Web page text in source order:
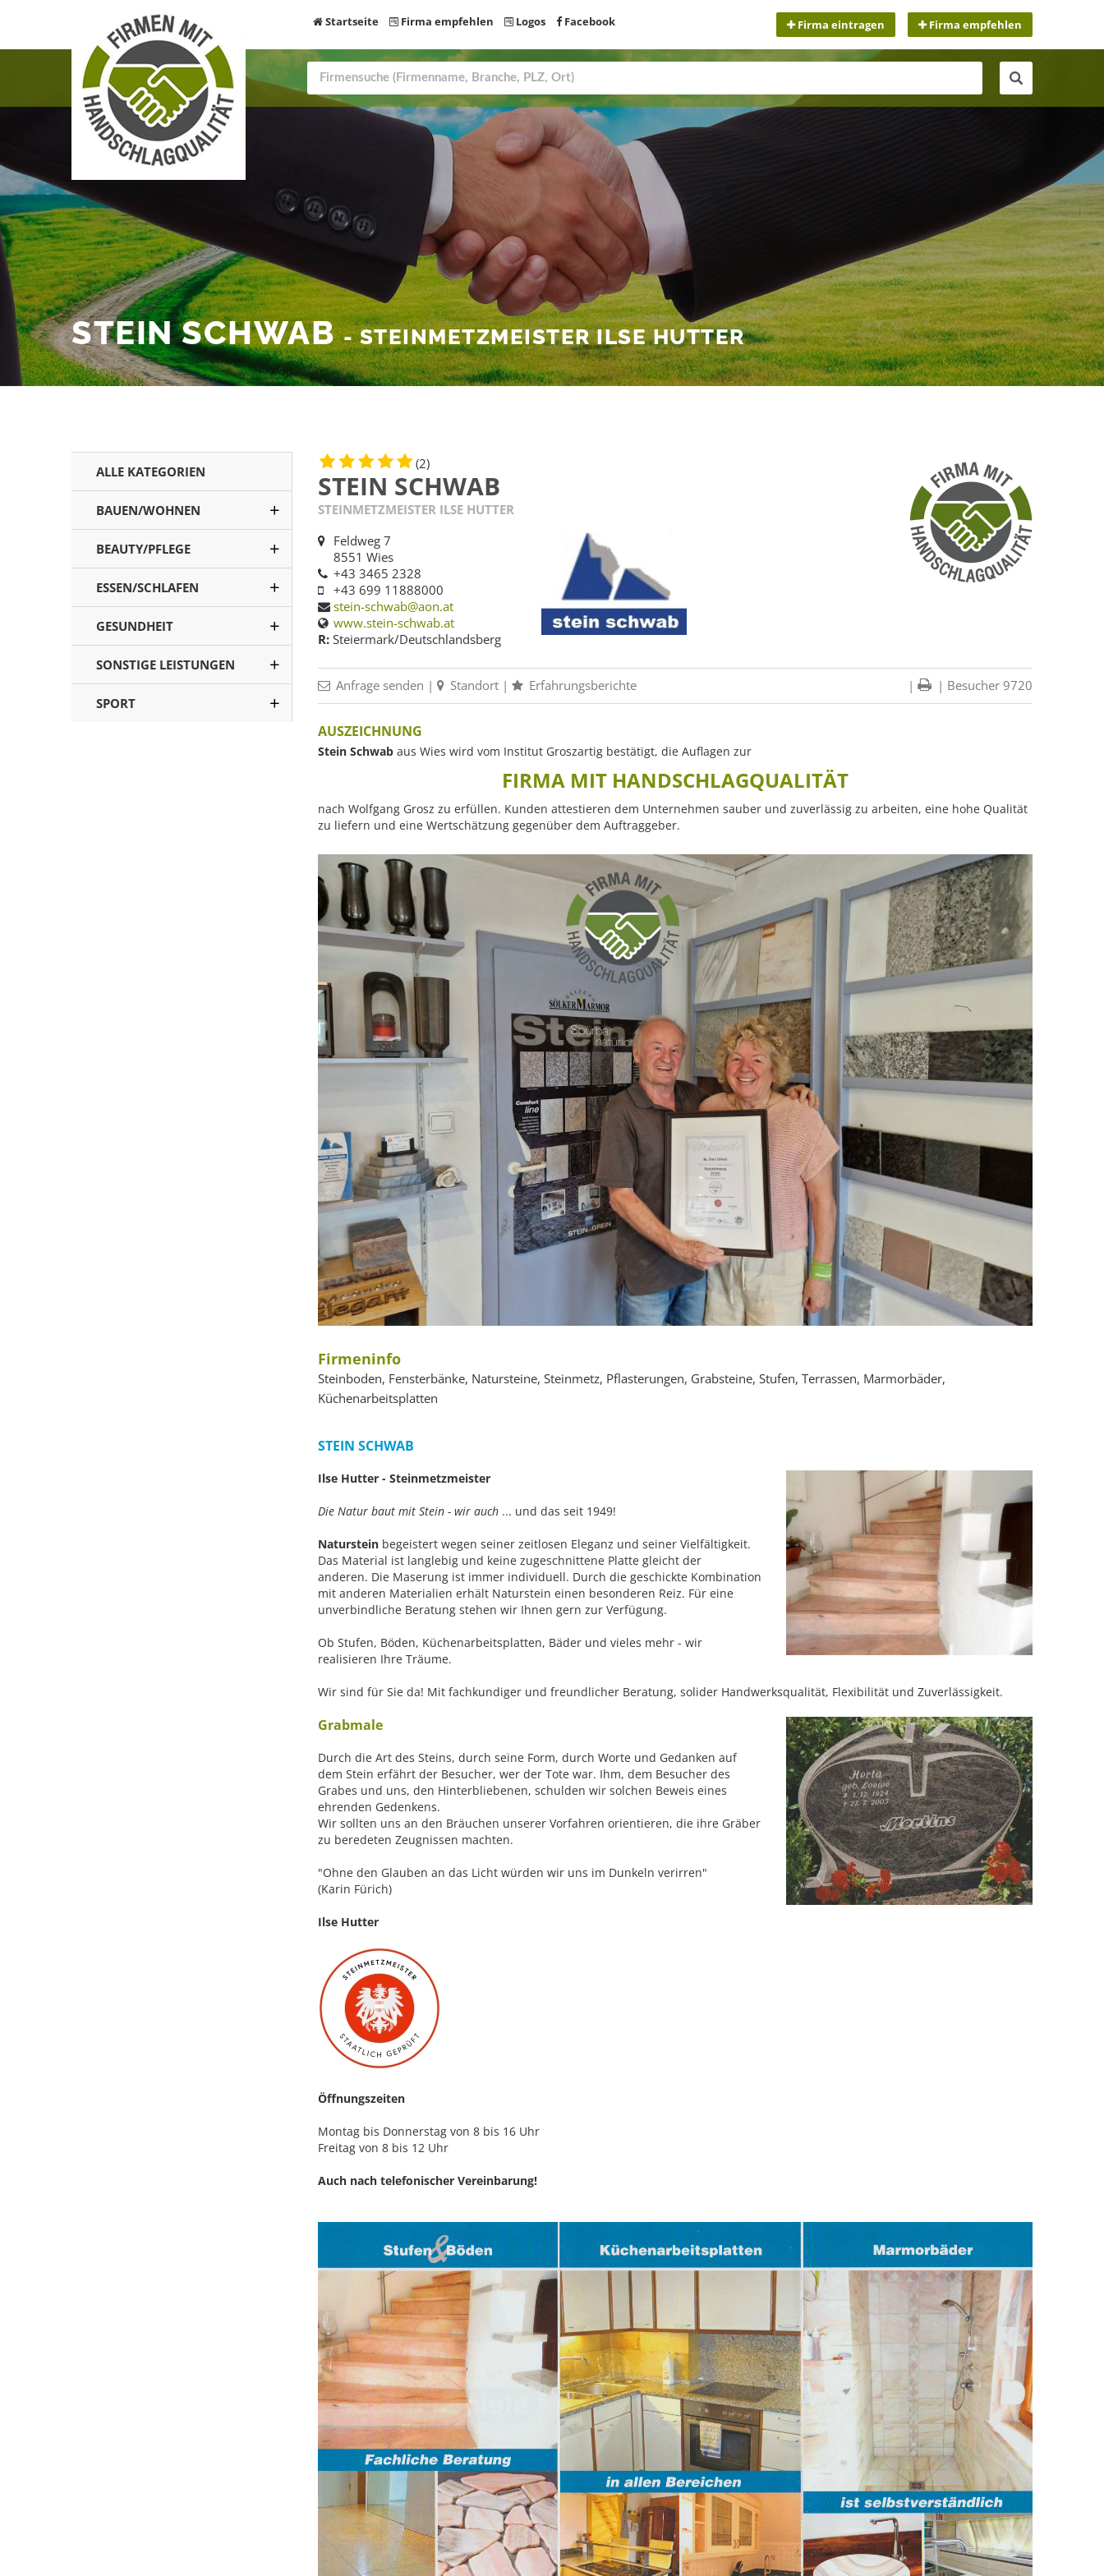
Startseite Firma empfehlen Logos Facebook Firma eintragen Firma empfehlen
STEIN SCHWAB- STEINMETZMEISTER ILSE HUTTER
ALLE KATEGORIEN
BAUEN/WOHNEN
BEAUTY/PFLEGE
ESSEN/SCHLAFEN
GESUNDHEIT
SONSTIGE LEISTUNGEN
SPORT
(2)
STEIN SCHWAB
STEINMETZMEISTER ILSE HUTTER
Feldweg 7
8551 Wies
+43 3465 2328
+43 699 11888000
stein-schwab@aon.at
www.stein-schwab.at
R: Steiermark/Deutschlandsberg
Anfrage senden | Standort | Erfahrungsberichte | | Besucher 9720
AUSZEICHNUNG
Stein Schwab aus Wies wird vom Institut Groszartig bestätigt, die Auflagen zur
FIRMA MIT HANDSCHLAGQUALITÄT
nach Wolfgang Grosz zu erfüllen. Kunden attestieren dem Unternehmen sauber und zuverlässig zu arbeiten, eine hohe Qualität
zu liefern und eine Wertschätzung gegenüber dem Auftraggeber.
Firmeninfo
Steinboden, Fensterbänke, Natursteine, Steinmetz, Pflasterungen, Grabsteine, Stufen, Terrassen, Marmorbäder,
Küchenarbeitsplatten
STEIN SCHWAB
Ilse Hutter - Steinmetzmeister
Die Natur baut mit Stein - wir auch ... und das seit 1949!
Naturstein begeistert wegen seiner zeitlosen Eleganz und seiner Vielfältigkeit.
Das Material ist langlebig und keine zugeschnittene Platte gleicht der
anderen. Die Maserung ist immer individuell. Durch die geschickte Kombination
mit anderen Materialien erhält Naturstein einen besonderen Reiz. Für eine
unverbindliche Beratung stehen wir Ihnen gern zur Verfügung.
Ob Stufen, Böden, Küchenarbeitsplatten, Bäder und vieles mehr - wir
realisieren Ihre Träume.
Wir sind für Sie da! Mit fachkundiger und freundlicher Beratung, solider Handwerksqualität, Flexibilität und Zuverlässigkeit.
Grabmale
Durch die Art des Steins, durch seine Form, durch Worte und Gedanken auf
dem Stein erfährt der Besucher, wer der Tote war. Ihm, dem Besucher des
Grabes und uns, den Hinterbliebenen, schulden wir solchen Beweis eines
ehrenden Gedenkens.
Wir sollten uns an den Bräuchen unserer Vorfahren orientieren, die ihre Gräber
zu beredeten Zeugnissen machten.
"Ohne den Glauben an das Licht würden wir uns im Dunkeln verirren"
(Karin Fürich)
Ilse Hutter
Öffnungszeiten
Montag bis Donnerstag von 8 bis 16 Uhr
Freitag von 8 bis 12 Uhr
Auch nach telefonischer Vereinbarung!